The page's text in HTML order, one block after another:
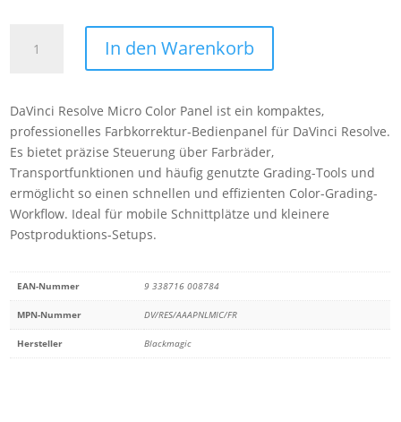
DaVinci
Color
Panel
(FR)
Menge
In den Warenkorb
DaVinci Resolve Micro Color Panel ist ein kompaktes,
professionelles Farbkorrektur-Bedienpanel für DaVinci Resolve.
Es bietet präzise Steuerung über Farbräder,
Transportfunktionen und häufig genutzte Grading-Tools und
ermöglicht so einen schnellen und effizienten Color-Grading-
Workflow. Ideal für mobile Schnittplätze und kleinere
Postproduktions-Setups.
EAN-Nummer 9 338716 008784
MPN-Nummer DV/RES/AAAPNLMIC/FR
Hersteller Blackmagic